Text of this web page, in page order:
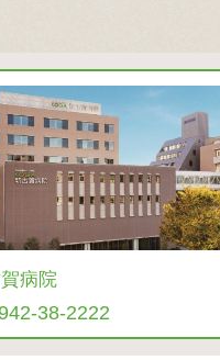
病院
38-2222